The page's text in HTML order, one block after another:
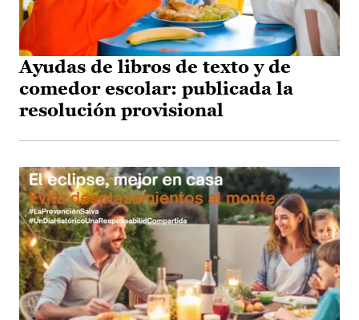
Ayudas de libros de texto y de
comedor escolar: publicada la
resolución provisional